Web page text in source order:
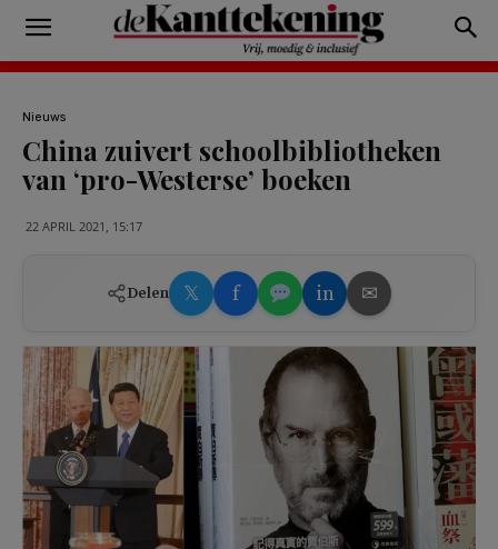
Nieuws
China zuivert schoolbibliotheken
van ‘pro-Westerse’ boeken
22 APRIL 2021, 15:17
Delen 𝕏 f in ✉